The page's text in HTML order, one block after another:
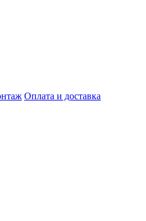
Оплата и доставка